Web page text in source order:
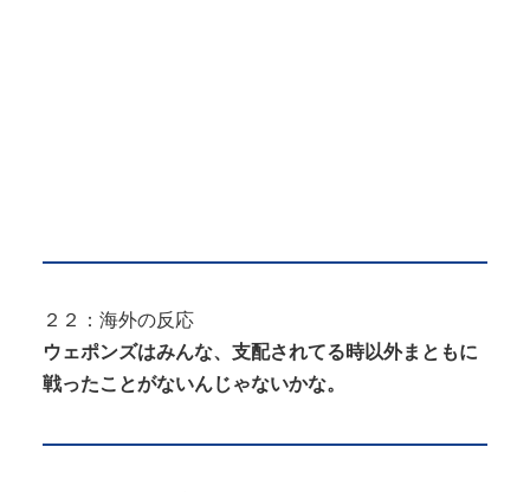
２２：海外の反応
ウェポンズはみんな、支配されてる時以外まともに
戦ったことがないんじゃないかな。